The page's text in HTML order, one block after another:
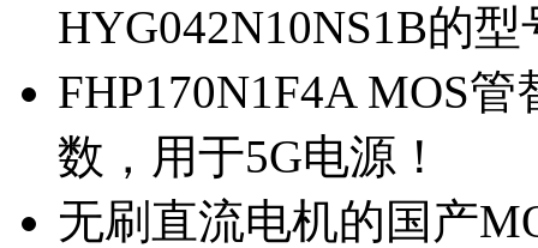
HYG042N10NS1B的
FHP170N1F4A MOS
数，用于5G电源！
无刷直流电机的国产